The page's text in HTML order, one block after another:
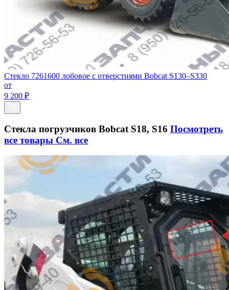
Стекло 7261600 лобовое с отверстиями Bobcat S130–S330
от
9 200 ₽
Стекла погрузчиков Bobcat S18, S16 Посмотреть
все товары См. все